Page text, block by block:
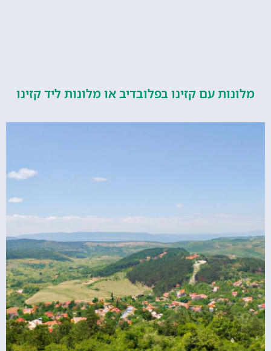
עם קזינו בפלובדיב או מלונות ליד קזינו